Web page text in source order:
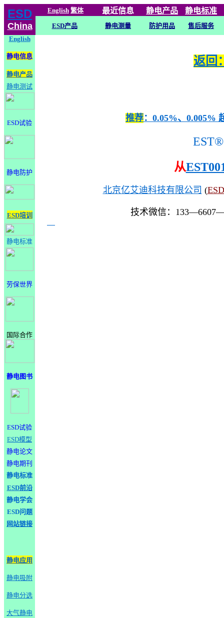
ESD
China
English 繁体 最近信息 静电产品 静电标准
ESD产品 静电测量 防护用品
售后服务
English
静电信息
静电产品
静电测试
ESD试验
静电防护
ESD培训
静电标准
劳保世界
国际合作
静电图书
ESD试验
ESD模型
静电论文
静电期刊
静电标准
ESD前沿
静电学会
ESD问题
网站链接
静电应用
静电吸附
静电分选
大气静电
返回
推荐：0.05%、0.005%
EST®
从
北京亿艾迪科技有限公司 (
技术微信：